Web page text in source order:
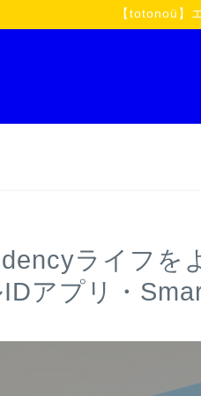
【totonoü】
ライフを
アプリ・